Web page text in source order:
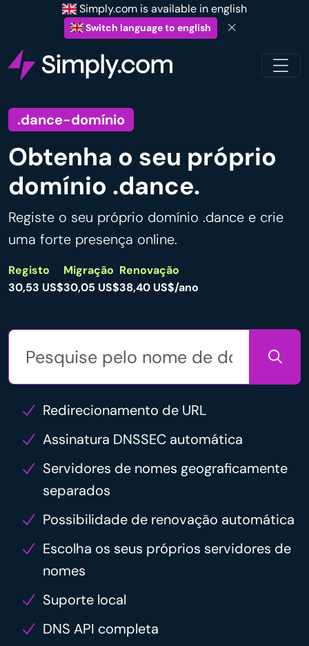
Simply.com is available in english
Switch language to english
.dance-domínio
Obtenha o seu próprio
domínio .dance.
Registe o seu próprio domínio .dance e crie
uma forte presença online.
Registo
30,53 US$
Migração
30,05 US$
Renovação
38,40 US$/ano
Redirecionamento de URL
Assinatura DNSSEC automática
Servidores de nomes geograficamente
separados
Possibilidade de renovação automática
Escolha os seus próprios servidores de
nomes
Suporte local
DNS API completa